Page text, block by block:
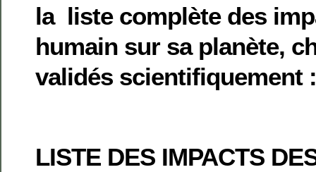
la liste complète des
humain sur sa planète,
validés scientifiquement :
LISTE DES IMPACTS